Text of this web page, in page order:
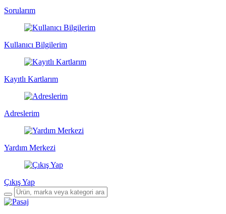
Sorularım
Kullanıcı Bilgilerim
Kayıtlı Kartlarım
Adreslerim
Yardım Merkezi
Çıkış Yap